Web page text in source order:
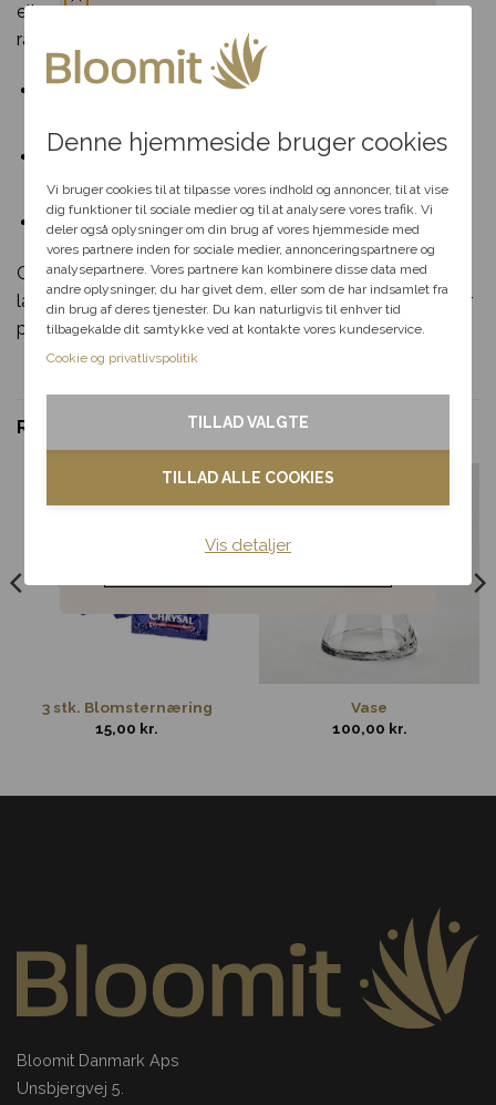
Denne hjemmeside bruger cookies
Vi bruger cookies til at tilpasse vores indhold og annoncer, til at vise
dig funktioner til sociale medier og til at analysere vores trafik. Vi
deler også oplysninger om din brug af vores hjemmeside med
vores partnere inden for sociale medier, annonceringspartnere og
analysepartnere. Vores partnere kan kombinere disse data med
andre oplysninger, du har givet dem, eller som de har indsamlet fra
din brug af deres tjenester. Du kan naturligvis til enhver tid
tilbagekalde dit samtykke ved at kontakte vores kundeservice.
Cookie og privatlivspolitik
TILLAD ALLE COOKIES
TILLAD VALGTE
Vis detaljer
eller en gestus, der bringer smil, vil denne gavekasse
ramme plet.
Elegant sammensætning af blomster og lækkerier til
En skøn og personlig gave, der skaber glæde i
påsken.
Levering samme dag ved bestilling inden deadline.
Gå på opdagelse i vores udvalg afpåskeblomster
lad dig inspirere til den perfekte gave. Bestil i dag og gør
påsketiden ekstra speciel for dem, du holder af!
RELATEREDE VARER
3 stk. Blomsternæring
15,00 kr.
Vase
100,00 kr.
Bloomit Danmark Aps
Unsbjergvej 5.
Du har fået en
passer til dig, så hjælper vi
dig videre med at finde den
perfekte rabat til dit svar.
Fødselsdag
Kondolence
Blomster til hjemmet